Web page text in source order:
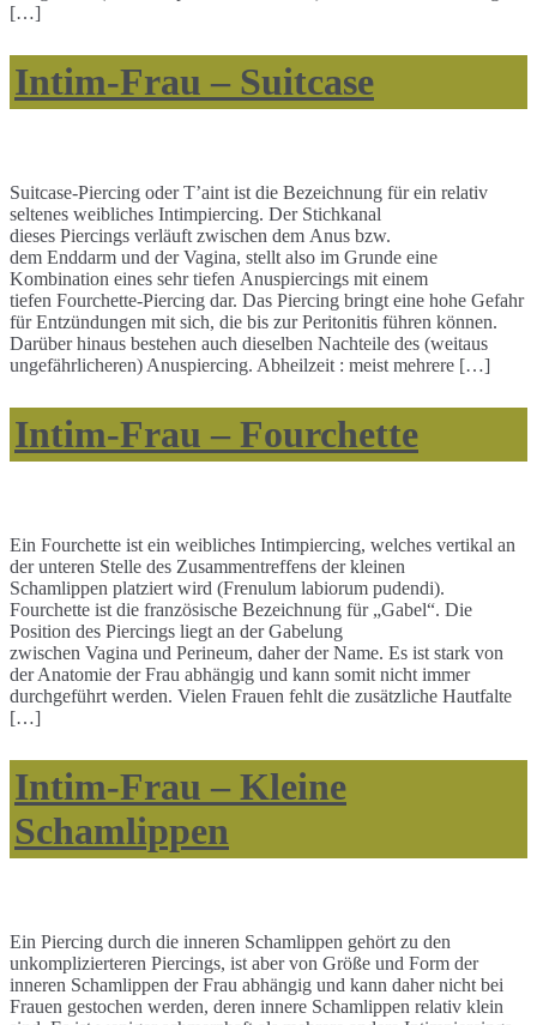
[…]
Intim-Frau – Suitcase
Suitcase-Piercing oder T’aint ist die Bezeichnung für ein relativ
seltenes weibliches Intimpiercing. Der Stichkanal
dieses Piercings verläuft zwischen dem Anus bzw.
dem Enddarm und der Vagina, stellt also im Grunde eine
Kombination eines sehr tiefen Anuspiercings mit einem
tiefen Fourchette-Piercing dar. Das Piercing bringt eine hohe Gefahr
für Entzündungen mit sich, die bis zur Peritonitis führen können.
Darüber hinaus bestehen auch dieselben Nachteile des (weitaus
ungefährlicheren) Anuspiercing. Abheilzeit : meist mehrere […]
Intim-Frau – Fourchette
Ein Fourchette ist ein weibliches Intimpiercing, welches vertikal an
der unteren Stelle des Zusammentreffens der kleinen
Schamlippen platziert wird (Frenulum labiorum pudendi).
Fourchette ist die französische Bezeichnung für „Gabel“. Die
Position des Piercings liegt an der Gabelung
zwischen Vagina und Perineum, daher der Name. Es ist stark von
der Anatomie der Frau abhängig und kann somit nicht immer
durchgeführt werden. Vielen Frauen fehlt die zusätzliche Hautfalte
[…]
Intim-Frau – Kleine
Schamlippen
Ein Piercing durch die inneren Schamlippen gehört zu den
unkomplizierteren Piercings, ist aber von Größe und Form der
inneren Schamlippen der Frau abhängig und kann daher nicht bei
Frauen gestochen werden, deren innere Schamlippen relativ klein